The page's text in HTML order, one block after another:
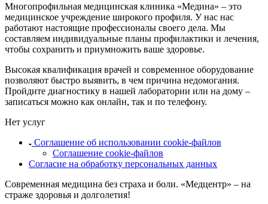
Многопрофильная медицинская клиника «Медина» – это
медицинское учреждение широкого профиля. У нас нас
работают настоящие профессионалы своего дела. Мы
составляем индивидуальные планы профилактики и лечения,
чтобы сохранить и приумножить ваше здоровье.
Высокая квалификация врачей и современное оборудование
позволяют быстро выявить, в чем причина недомогания.
Пройдите диагностику в нашей лаборатории или на дому –
записаться можно как онлайн, так и по телефону.
Нет услуг
Соглашение об использовании cookie-файлов
Соглашение cookie-файлов
Согласие на обработку персональных данных
Современная медицина без страха и боли. «Медцентр» – на
страже здоровья и долголетия!